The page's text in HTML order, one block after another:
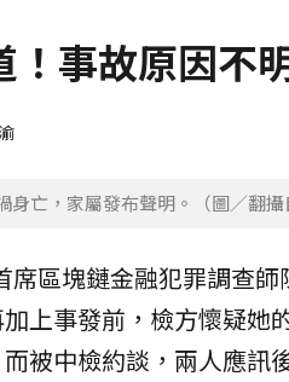
！事故原因不
亡，家屬發布聲明。（圖／翻攝
席區塊鏈金融犯罪調查師
上事發前，檢方懷疑她
而被中檢約談，兩人應